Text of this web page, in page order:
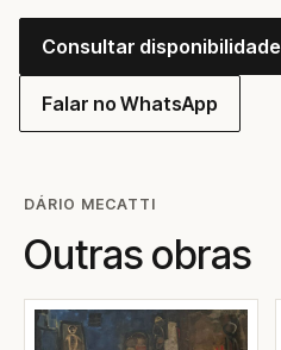
Consultar disponibilidade
Falar no WhatsApp
DÁRIO MECATTI
Outras obras